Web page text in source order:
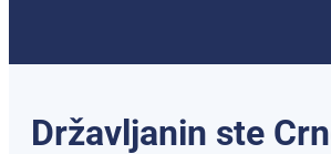
Državljanin ste